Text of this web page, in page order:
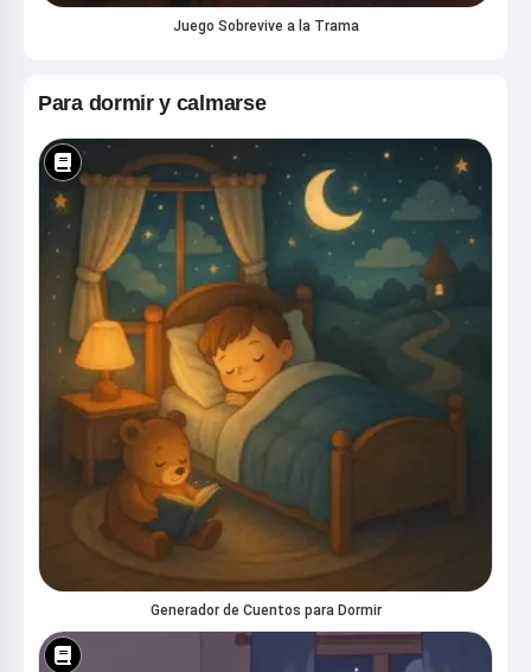
Juego Sobrevive a la Trama
Para dormir y calmarse
Generador de Cuentos para Dormir